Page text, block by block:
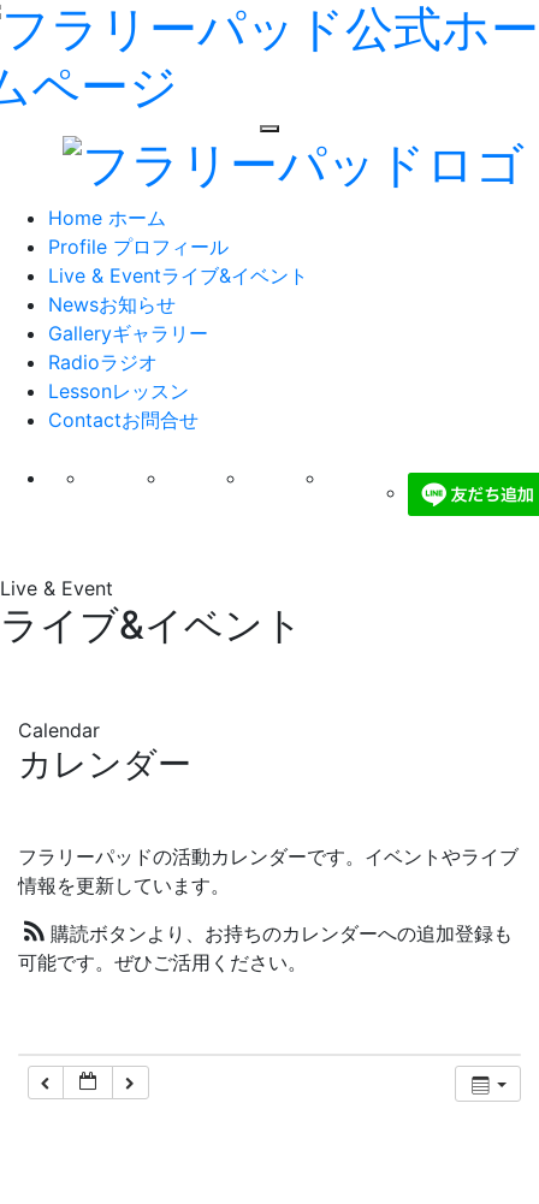
toggle navigation
Home ホーム
Profile プロフィール
Live & Eventライブ&イベント
Newsお知らせ
Galleryギャラリー
Radioラジオ
Lessonレッスン
Contactお問合せ
Live & Event
ライブ&イベント
Calendar
カレンダー
フラリーパッドの活動カレンダーです。イベントやライブ
情報を更新しています。
購読ボタンより、お持ちのカレンダーへの追加登録も
可能です。ぜひご活用ください。